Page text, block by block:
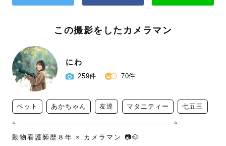
この撮影をしたカメラマン
にわ
259件 70件
ペット あかちゃん 友達 マタニティー 七五三
꙳ ┈┈┈┈┈┈┈┈┈┈┈┈┈┈┈┈┈┈┈┈ ꙳
動物看護師歴８年 × カメラマン 📷🐶